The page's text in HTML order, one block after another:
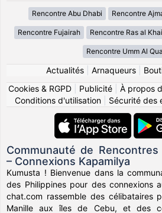
Rencontre Abu Dhabi Rencontre
Rencontre Fujairah Rencontre Ras al
Rencontre Umm Al
Actualités| Arnaqueurs|
Cookies & RGPD
Publicité À propos
Conditions d'utilisation| Sécurité des
Communauté de
– Connexions Kapamilya
Kumusta ! Bienvenue dans la
des Philippines pour des connexions
chat.com rassemble des célibataires
Manille aux îles de Cebu, et des